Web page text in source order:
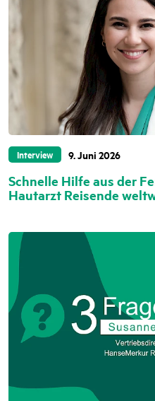
Interview 9. Juni 2026
Schnelle Hilfe aus der
Hautarzt Reisende